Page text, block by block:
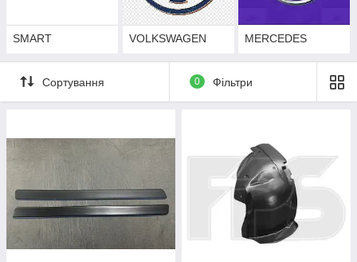
SMART VOLKSWAGEN MERCEDES
Сортування 0 Фільтри